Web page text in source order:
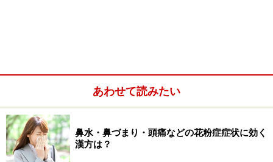
あわせて読みたい
鼻水・鼻づまり・頭痛などの花粉症症状に効く
漢方は？